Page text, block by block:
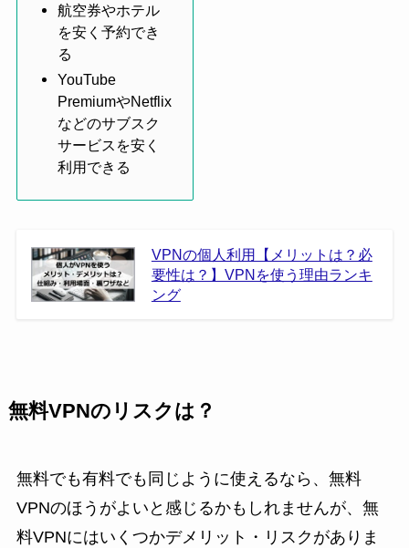
航空券やホテル
を安く予約でき
る
YouTube
PremiumやNetflix
などのサブスク
サービスを安く
利用できる
VPNの個人利用【メリットは？必
要性は？】VPNを使う理由ランキ
ング
無料VPNのリスクは？
無料でも有料でも同じように使えるなら、無料
VPNのほうがよいと感じるかもしれませんが、無
料VPNにはいくつかデメリット・リスクがありま